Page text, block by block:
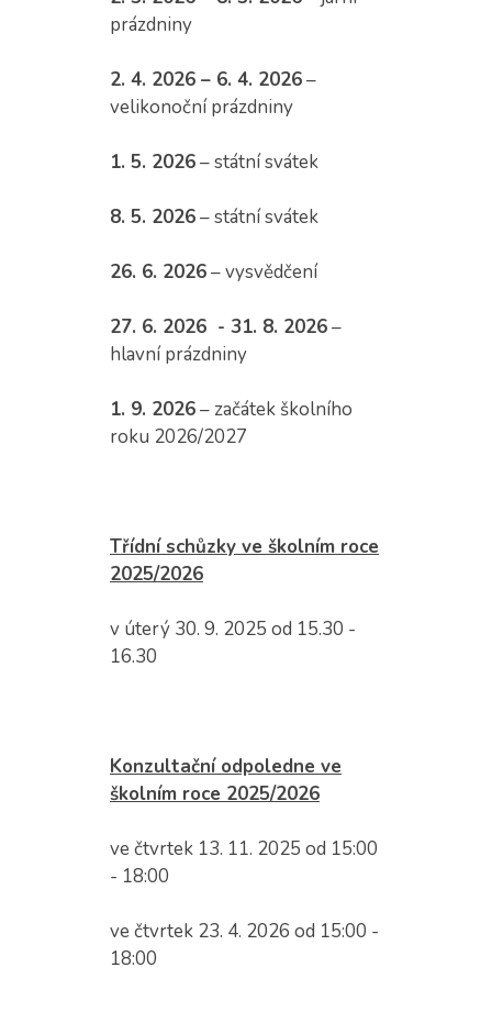
prázdniny
2. 4. 2026 – 6. 4. 2026–
velikonoční prázdniny
1. 5. 2026– státní svátek
8. 5. 2026– státní svátek
26. 6. 2026– vysvědčení
27. 6. 2026 - 31. 8. 2026–
hlavní prázdniny
1. 9. 2026– začátek školního
roku 2026/2027
Třídní schůzky ve školním roce
2025/2026
v úterý 30. 9. 2025 od 15.30 -
16.30
Konzultační odpoledne ve
školním roce 2025/2026
ve čtvrtek 13. 11. 2025 od 15:00
- 18:00
ve čtvrtek 23. 4. 2026 od 15:00 -
18:00